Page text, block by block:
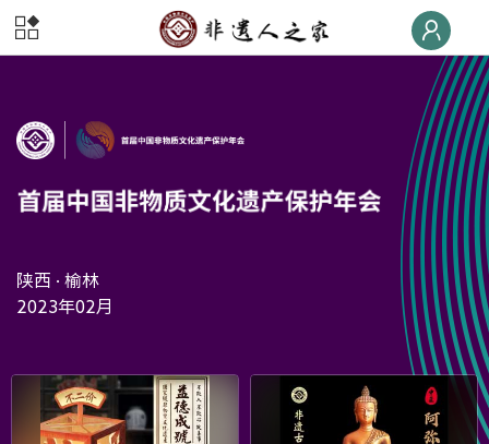
首页
非遗 荣誉榜
非遗大学堂
非遗旅游
非遗交流
非遗大集
陕西 · 榆林
2023年02月